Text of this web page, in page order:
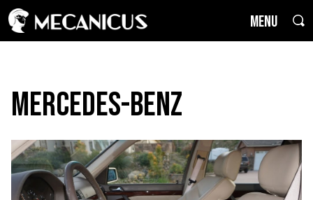
MENU
Mercedes-Benz